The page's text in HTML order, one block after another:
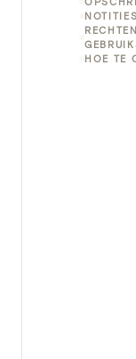
NOTITIES
HOE TE